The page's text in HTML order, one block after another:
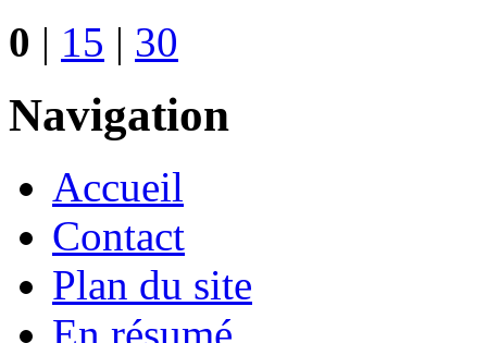
0 | 15 | 30
Navigation
Accueil
Contact
Plan du site